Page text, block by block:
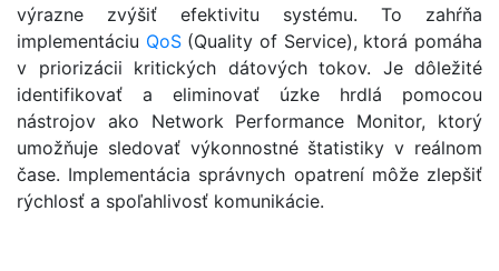
výrazne zvýšiť efektivitu systému. To zahŕňa
implementáciu QoS(Quality of Service), ktorá pomáha
v priorizácii kritických dátových tokov. Je dôležité
identifikovať a eliminovať úzke hrdlá pomocou
nástrojov ako Network Performance Monitor, ktorý
umožňuje sledovať výkonnostné štatistiky v reálnom
čase. Implementácia správnych opatrení môže zlepšiť
rýchlosť a spoľahlivosť komunikácie.